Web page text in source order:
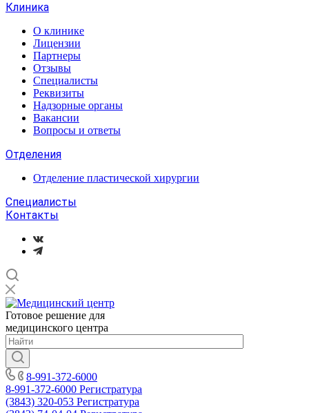
Клиника
О клинике
Лицензии
Партнеры
Отзывы
Специалисты
Реквизиты
Надзорные органы
Вакансии
Вопросы и ответы
Отделения
Отделение пластической хирургии
Специалисты
Контакты
Готовое решение для
медицинского центра
8-991-372-6000
8-991-372-6000 Регистратура
(3843) 320-053 Регистратура